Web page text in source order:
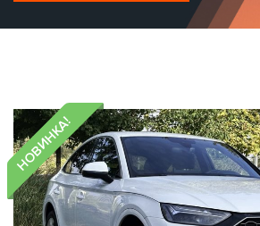
НОВИНКА!